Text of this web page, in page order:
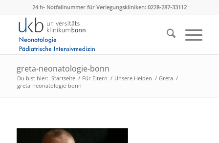
24 h- Notfallnummer für Verlegungskliniken: 0228-287-33112
greta-neonatologie-bonn
Du bist hier: Startseite / Für Eltern / Unsere Helden / Greta /
greta-neonatologie-bonn